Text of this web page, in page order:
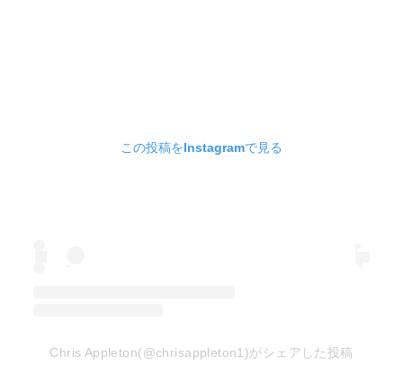
この投稿をInstagramで見る
Chris Appleton(@chrisappleton1)がシェアした投稿